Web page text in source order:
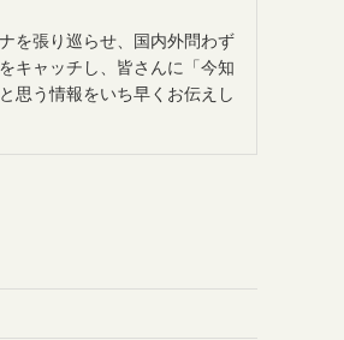
を張り巡らせ、国内外問わず
キャッチし、皆さんに「今知
思う情報をいち早くお伝えし